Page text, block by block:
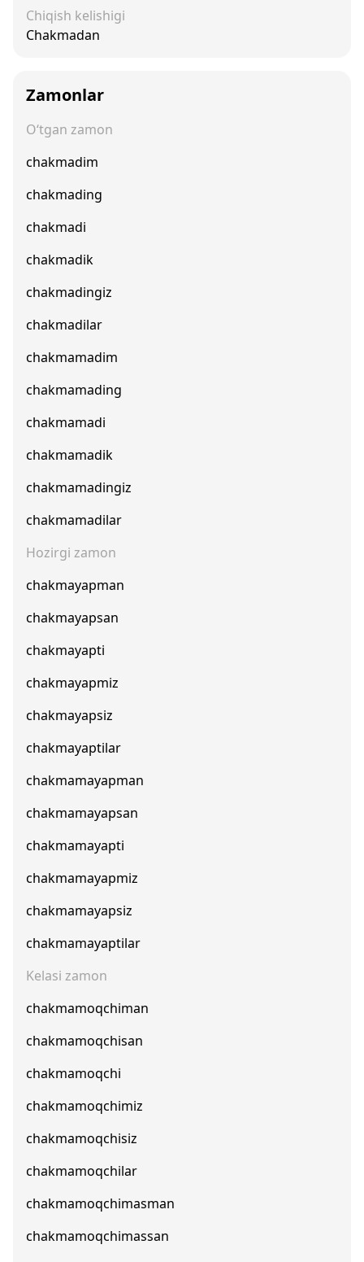
Chiqish kelishigi
Chakmadan
Zamonlar
O‘tgan zamon
chakmadim
chakmading
chakmadi
chakmadik
chakmadingiz
chakmadilar
chakmamadim
chakmamading
chakmamadi
chakmamadik
chakmamadingiz
chakmamadilar
Hozirgi zamon
chakmayapman
chakmayapsan
chakmayapti
chakmayapmiz
chakmayapsiz
chakmayaptilar
chakmamayapman
chakmamayapsan
chakmamayapti
chakmamayapmiz
chakmamayapsiz
chakmamayaptilar
Kelasi zamon
chakmamoqchiman
chakmamoqchisan
chakmamoqchi
chakmamoqchimiz
chakmamoqchisiz
chakmamoqchilar
chakmamoqchimasman
chakmamoqchimassan